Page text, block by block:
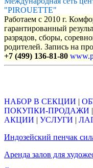
"PIROUETTE"
Работаем с 2010 г.
гарантированный
разрядов, сборы,
родителей. Запись на
+7 (499) 136-81-80
НАБОР В СЕКЦИИ |
ПОКУПКИ-ПРОДАЖИ |
АКЦИИ | УСЛУГИ |
Индозейский пенчак
Аренда залов для